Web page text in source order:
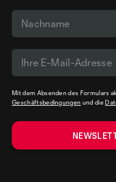
Mit dem Absenden des Formulars
Geschäftsbedingungen und die